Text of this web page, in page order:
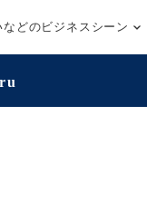
などのビジネスシーン